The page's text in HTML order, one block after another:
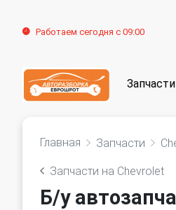
Работаем сегодня с 09:00
Запчасти
Главная Запчасти
Запчасти на Chevrolet
Б/у